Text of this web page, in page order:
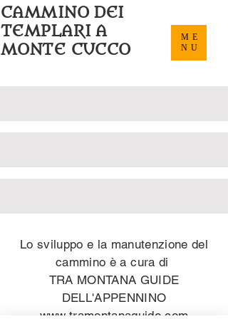
ME
NU
CAMMINO DEI
TEMPLARI A
MONTE CUCCO
Lo sviluppo e la manutenzione del
cammino è a cura di
TRA MONTANA GUIDE
DELL'APPENNINO
www.tramontanaguide.com